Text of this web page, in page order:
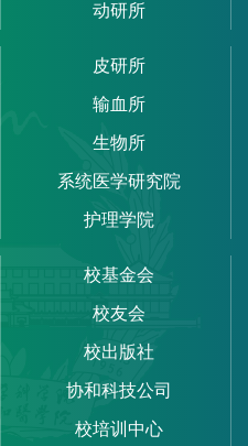
动研所
皮研所
输血所
生物所
系统医学研究院
护理学院
校基金会
校友会
校出版社
协和科技公司
校培训中心